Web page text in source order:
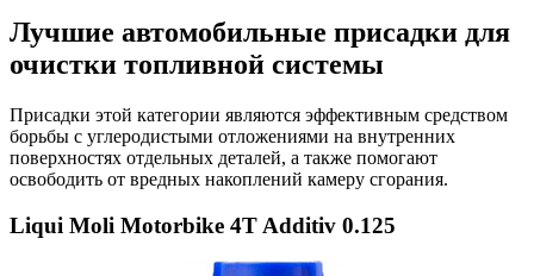
Лучшие автомобильные присадки для
очистки топливной системы
Присадки этой категории являются эффективным средством
борьбы с углеродистыми отложениями на внутренних
поверхностях отдельных деталей, а также помогают
освободить от вредных накоплений камеру сгорания.
Liqui Moli Motorbike 4T Additiv 0.125